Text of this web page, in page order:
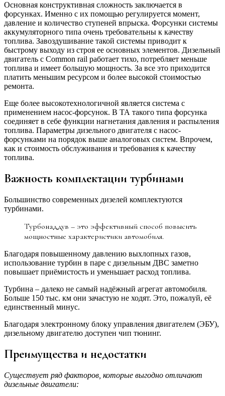
Основная конструктивная сложность заключается в
форсунках. Именно с их помощью регулируется момент,
давление и количество ступеней впрыска. Форсунки системы
аккумуляторного типа очень требовательны к качеству
топлива. Завоздушивание такой системы приводит к
быстрому выходу из строя ее основных элементов. Дизельный
двигатель с Common rail работает тихо, потребляет меньше
топлива и имеет большую мощность. За все это приходится
платить меньшим ресурсом и более высокой стоимостью
ремонта.
Еще более высокотехнологичной является система с
применением насос-форсунок. В ТА такого типа форсунка
соединяет в себе функции нагнетания давления и распыления
топлива. Параметры дизельного двигателя с насос-
форсунками на порядок выше аналоговых систем. Впрочем,
как и стоимость обслуживания и требования к качеству
топлива.
Важность комплектации турбинами
Большинство современных дизелей комплектуются
турбинами.
Турбонаддув – это эффективный способ повысить
мощностные характеристики автомобиля.
Благодаря повышенному давлению выхлопных газов,
использование турбин в паре с дизельным ДВС заметно
повышает приёмистость и уменьшает расход топлива.
Турбина – далеко не самый надёжный агрегат автомобиля.
Больше 150 тыс. км они зачастую не ходят. Это, пожалуй, её
единственный минус.
Благодаря электронному блоку управления двигателем (ЭБУ),
дизельному двигателю доступен чип тюнинг.
Преимущества и недостатки
Существует ряд факторов, которые выгодно отличают
дизельные двигатели: